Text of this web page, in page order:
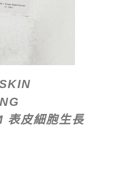
表皮細胞生長